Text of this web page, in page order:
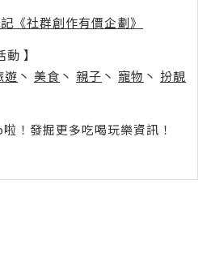
《社群創作有價企劃》
】
遊 丶 美食 丶 親子 丶 寵物 丶 扮靚
！發掘更多吃喝玩樂資訊！